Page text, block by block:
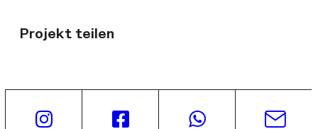
Projekt teilen